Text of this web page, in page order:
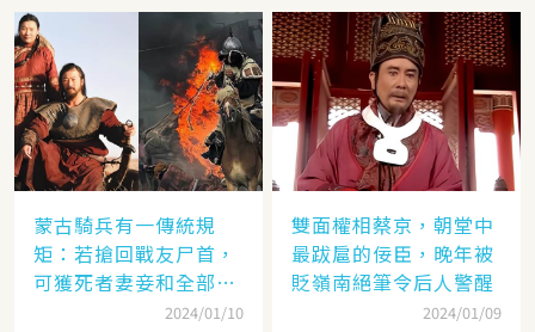
蒙古騎兵有一傳統規
矩：若搶回戰友尸首，
可獲死者妻妾和全部牲
2024/01/10
雙面權相蔡京，朝堂中
最跋扈的佞臣，晚年被
貶嶺南絕筆令后人警醒
2024/01/09